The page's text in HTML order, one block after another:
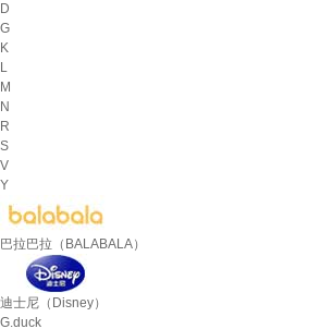
D
G
K
L
M
N
R
S
V
Y
巴拉巴拉（BALABALA）
迪士尼（Disney）
G.duck